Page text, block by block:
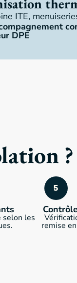
ITE,
DPE
?
selon les
remise